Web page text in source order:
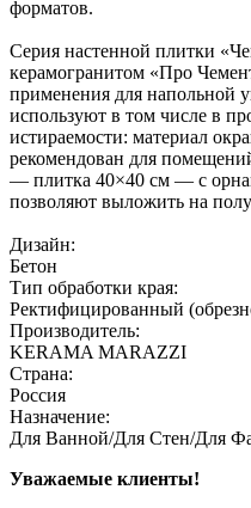
форматов.
Серия настенной плитки
керамогранитом «Про
применения для напольной
используют в том числе в
истираемости: материал
рекомендован для
— плитка 40×40 см — с
позволяют выложить на
Дизайн:
Бетон
Тип обработки края:
Ректифицированный
Производитель:
KERAMA MARAZZI
Страна:
Россия
Назначение:
Для Ванной/Для Стен/Для
Уважаемые клиенты!